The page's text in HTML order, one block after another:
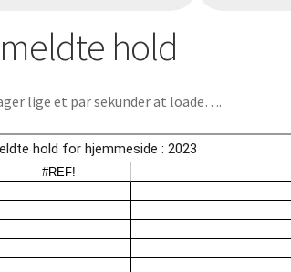
hold
lige et par sekunder at loade….